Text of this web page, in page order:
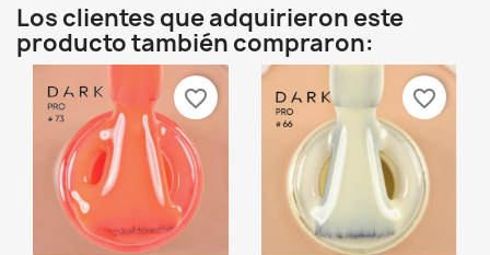
Los clientes que adquirieron este
producto también compraron:
favorite_border favorite_border